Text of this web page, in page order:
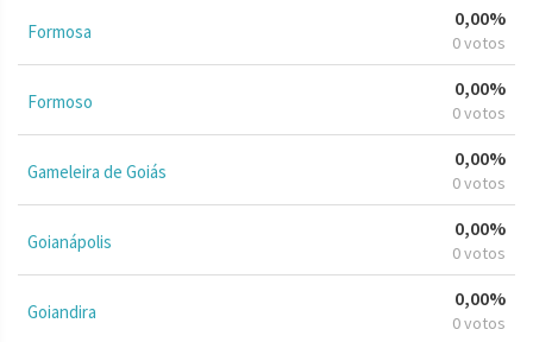
Formosa
0,00%
0 votos
Formoso
0,00%
0 votos
Gameleira de Goiás
0,00%
0 votos
Goianápolis
0,00%
0 votos
Goiandira
0,00%
0 votos